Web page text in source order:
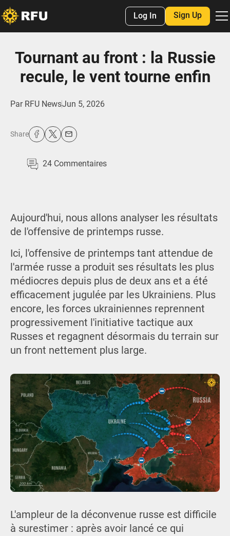
Log In Sign Up
Tournant au front : la Russie
recule, le vent tourne enfin
Par RFU NewsJun 5, 2026
Share
24 Commentaires
Aujourd'hui, nous allons analyser les résultats
de l'offensive de printemps russe.
Ici, l'offensive de printemps tant attendue de
l'armée russe a produit ses résultats les plus
médiocres depuis plus de deux ans et a été
efficacement jugulée par les Ukrainiens. Plus
encore, les forces ukrainiennes reprennent
progressivement l'initiative tactique aux
Russes et regagnent désormais du terrain sur
un front nettement plus large.
L'ampleur de la déconvenue russe est difficile
à surestimer : après avoir lancé ce qui